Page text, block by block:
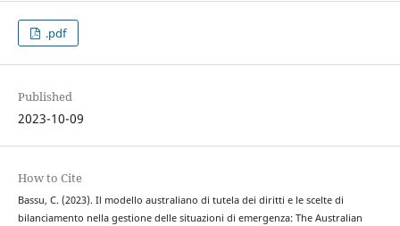
.pdf
Published
2023-10-09
How to Cite
Bassu, C. (2023). Il modello australiano di tutela dei diritti e le scelte di
bilanciamento nella gestione delle situazioni di emergenza: The Australian